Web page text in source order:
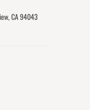
CA 94043